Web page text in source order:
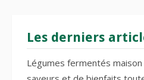
Les derniers
Légumes fermentés